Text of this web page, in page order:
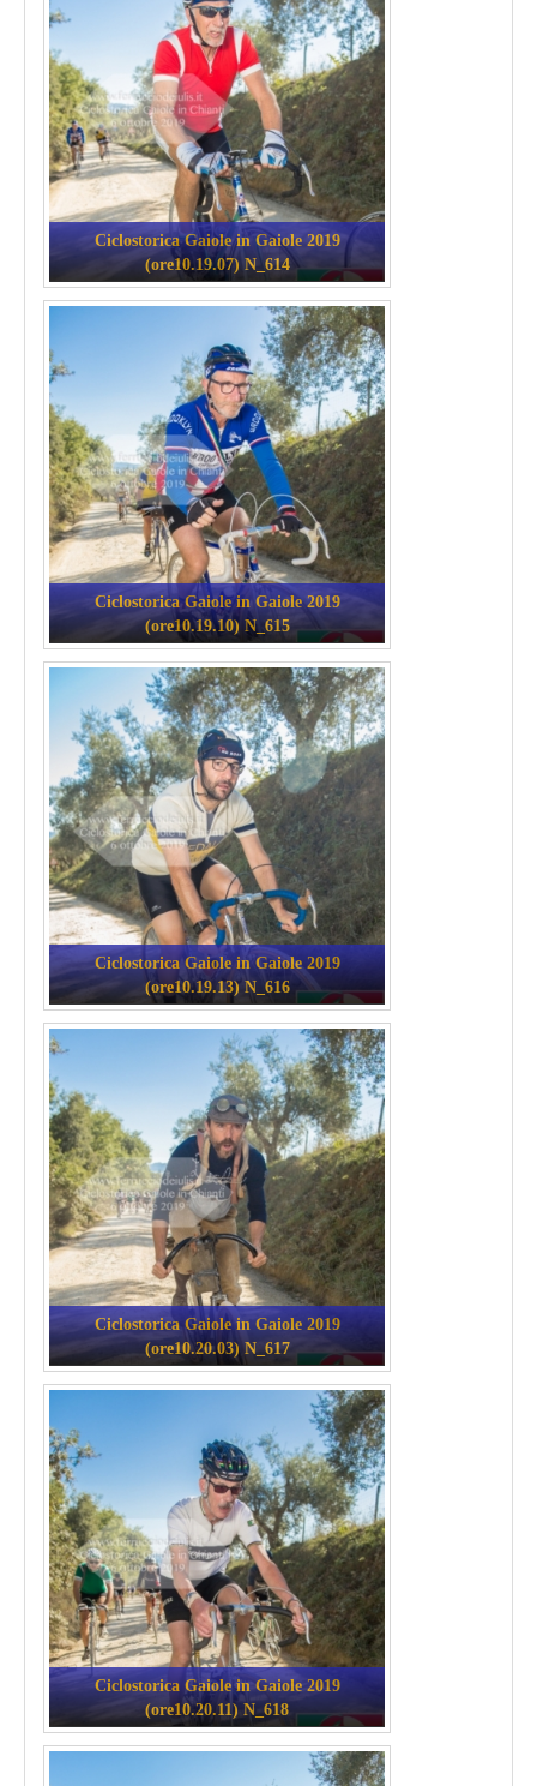
Ciclostorica Gaiole in Gaiole 2019
(ore10.19.07) N_614
Ciclostorica Gaiole in Gaiole 2019
(ore10.19.10) N_615
Ciclostorica Gaiole in Gaiole 2019
(ore10.19.13) N_616
Ciclostorica Gaiole in Gaiole 2019
(ore10.20.03) N_617
Ciclostorica Gaiole in Gaiole 2019
(ore10.20.11) N_618